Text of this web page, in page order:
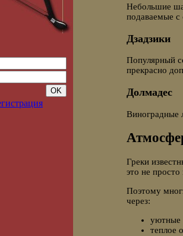
Небольшие
подаваемые
Дзадзики
Популярный
прекрасно
Долмадес
Виноградные
Греки
это не
Поэтому
через:
уютные
теплое